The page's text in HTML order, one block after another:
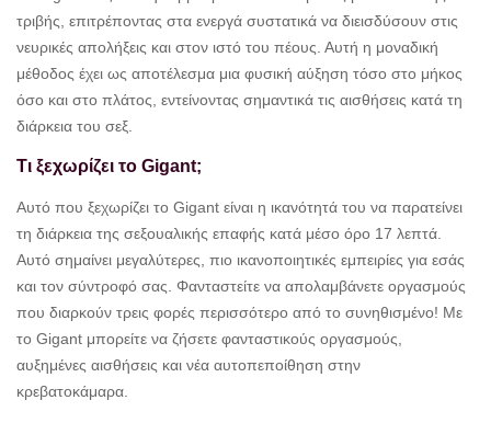
τριβής, επιτρέποντας στα ενεργά συστατικά να διεισδύσουν στις
νευρικές απολήξεις και στον ιστό του πέους. Αυτή η μοναδική
μέθοδος έχει ως αποτέλεσμα μια φυσική αύξηση τόσο στο μήκος
όσο και στο πλάτος, εντείνοντας σημαντικά τις αισθήσεις κατά τη
διάρκεια του σεξ.
Τι ξεχωρίζει το Gigant;
Αυτό που ξεχωρίζει το Gigant είναι η ικανότητά του να παρατείνει
τη διάρκεια της σεξουαλικής επαφής κατά μέσο όρο 17 λεπτά.
Αυτό σημαίνει μεγαλύτερες, πιο ικανοποιητικές εμπειρίες για εσάς
και τον σύντροφό σας. Φανταστείτε να απολαμβάνετε οργασμούς
που διαρκούν τρεις φορές περισσότερο από το συνηθισμένο! Με
το Gigant μπορείτε να ζήσετε φανταστικούς οργασμούς,
αυξημένες αισθήσεις και νέα αυτοπεποίθηση στην
κρεβατοκάμαρα.